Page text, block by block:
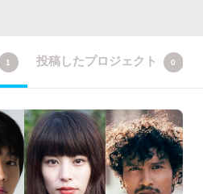
1 投稿したプロジェクト 0